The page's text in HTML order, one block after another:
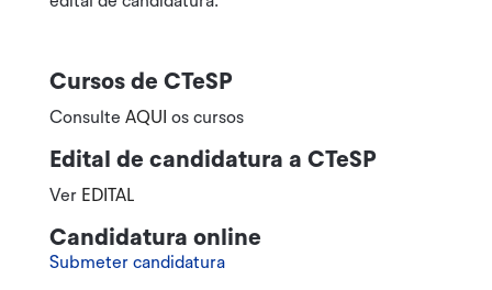
Cursos de CTeSP
Consulte AQUI os cursos
Edital de candidatura a CTeSP
Ver EDITAL
Candidatura online
Submeter candidatura